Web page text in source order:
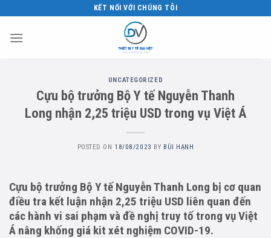
content
KẾT NỐI VỚI CHÚNG TÔI
UNCATEGORIZED
Cựu bộ trưởng Bộ Y tế Nguyễn Thanh
Long nhận 2,25 triệu USD trong vụ Việt Á
POSTED ON 18/08/2023 BY BÙI HẠNH
Cựu bộ trưởng Bộ Y tế Nguyễn Thanh Long bị cơ quan
điều tra kết luận nhận 2,25 triệu USD liên quan đến
các hành vi sai phạm và đề nghị truy tố trong vụ Việt
Á nâng khống giá kit xét nghiệm COVID-19.